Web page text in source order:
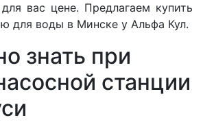
вас цене. Предлагаем купить
для воды в Минске у Альфа Кул.
знать при
станции